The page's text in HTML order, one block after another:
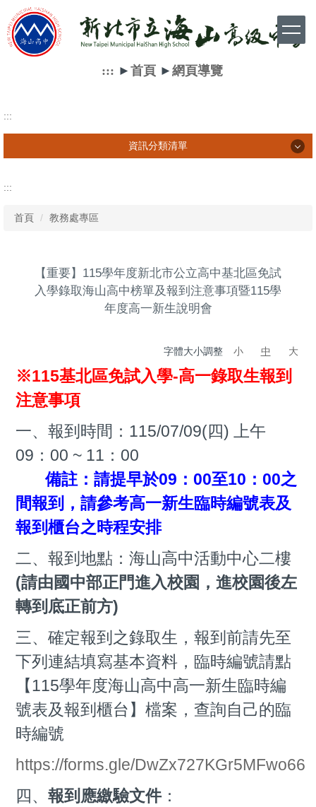
到
主
::: ► 首頁► 網頁導覽
:::
資訊分類清單
學生相關訊息
教師相關訊息
:::
首頁 教務處專區
【重要】115學年度新北市公立高中基北區免試
入學錄取海山高中榜單及報到注意事項暨115學
年度高一新生說明會
字體大小調整 小 中 大
※115基北區免試入學-高一錄取生報到
注意事項
一、報到時間：115/07/09(四) 上午
09：00 ~ 11：00
備註：請提早於09：00至10：00之
間報到，請參考高一新生臨時編號表及
報到櫃台之時程安排
二、報到地點：海山高中活動中心二樓
(請由國中部正門進入校園，進校園後左
轉到底正前方)
三、確定報到之錄取生，報到前請先至
下列連結填寫基本資料，臨時編號請點
【115學年度海山高中高一新生臨時編
號表及報到櫃台】檔案，查詢自己的臨
時編號
https://forms.gle/DwZx727KGr5MFwo66
四、 報到應繳驗文件：